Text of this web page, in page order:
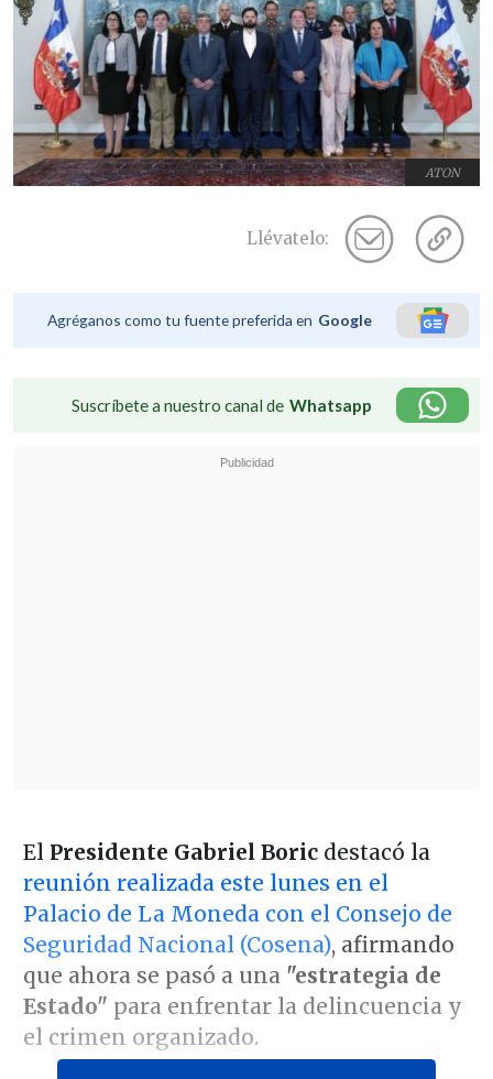
ATON
Llévatelo:
Agréganos como tu fuente preferida en Google
Suscríbete a nuestro canal de Whatsapp
El Presidente Gabriel Boricdestacó la
reunión realizada este lunes en el
Palacio de La Moneda con el Consejo de
Seguridad Nacional (Cosena), afirmando
que ahora se pasó a una "estrategia de
Estado" para enfrentar la delincuencia y
el crimen organizado.